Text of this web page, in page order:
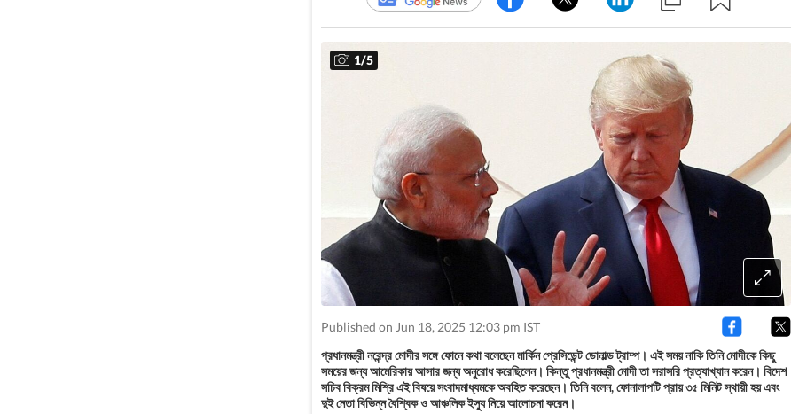
1/5
Published on Jun 18, 2025 12:03 pm IST
প্রধানমন্ত্রী নরেন্দ্র মোদীর সঙ্গে ফোনে কথা বলেছেন মার্কিন প্রেসিডেন্ট ডোনাল্ড ট্রাম্প। এই সময় নাকি তিনি মোদীকে কিছু
সময়ের জন্য আমেরিকায় আসার জন্য অনুরোধ করেছিলেন। কিন্তু প্রধানমন্ত্রী মোদী তা সরাসরি প্রত্যাখ্যান করেন। বিদেশ
সচিব বিক্রম মিশ্রি এই বিষয়ে সংবাদমাধ্যমকে অবহিত করেছেন। তিনি বলেন, ফোনালাপটি প্রায় ৩৫ মিনিট স্থায়ী হয় এবং
দুই নেতা বিভিন্ন বৈশ্বিক ও আঞ্চলিক ইস্যু নিয়ে আলোচনা করেন।